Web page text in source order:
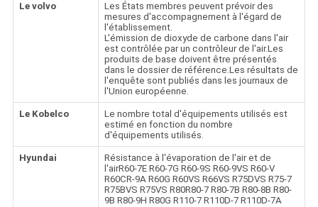
Le volvo
Les États membres peuvent prévoir des
mesures d'accompagnement à l'égard de
l'établissement.
L'émission de dioxyde de carbone dans l'air
est contrôlée par un contrôleur de l'air.Les
produits de base doivent être présentés
dans le dossier de référence.Les résultats de
l'enquête sont publiés dans les journaux de
l'Union européenne.
Le Kobelco
Le nombre total d'équipements utilisés est
estimé en fonction du nombre
d'équipements utilisés.
Hyundai
Résistance à l'évaporation de l'air et de
l'airR60-7E R60-7G R60-9S R60-9VS R60-V
R60CR-9A R60G R60VS R66VS R75DVS R75-7
R75BVS R75VS R80R80-7 R80-7B R80-8B R80-
9B R80-9H R80G R110-7 R110D-7 R110D-7A